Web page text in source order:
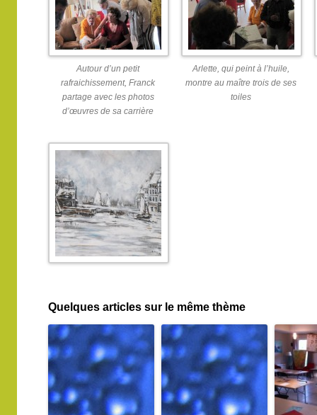
Autour d’un petit
rafraichissement, Franck
partage avec les photos
d’œuvres de sa carrière
Arlette, qui peint à l’huile,
montre au maître trois de ses
toiles
Quelques articles sur le même thème